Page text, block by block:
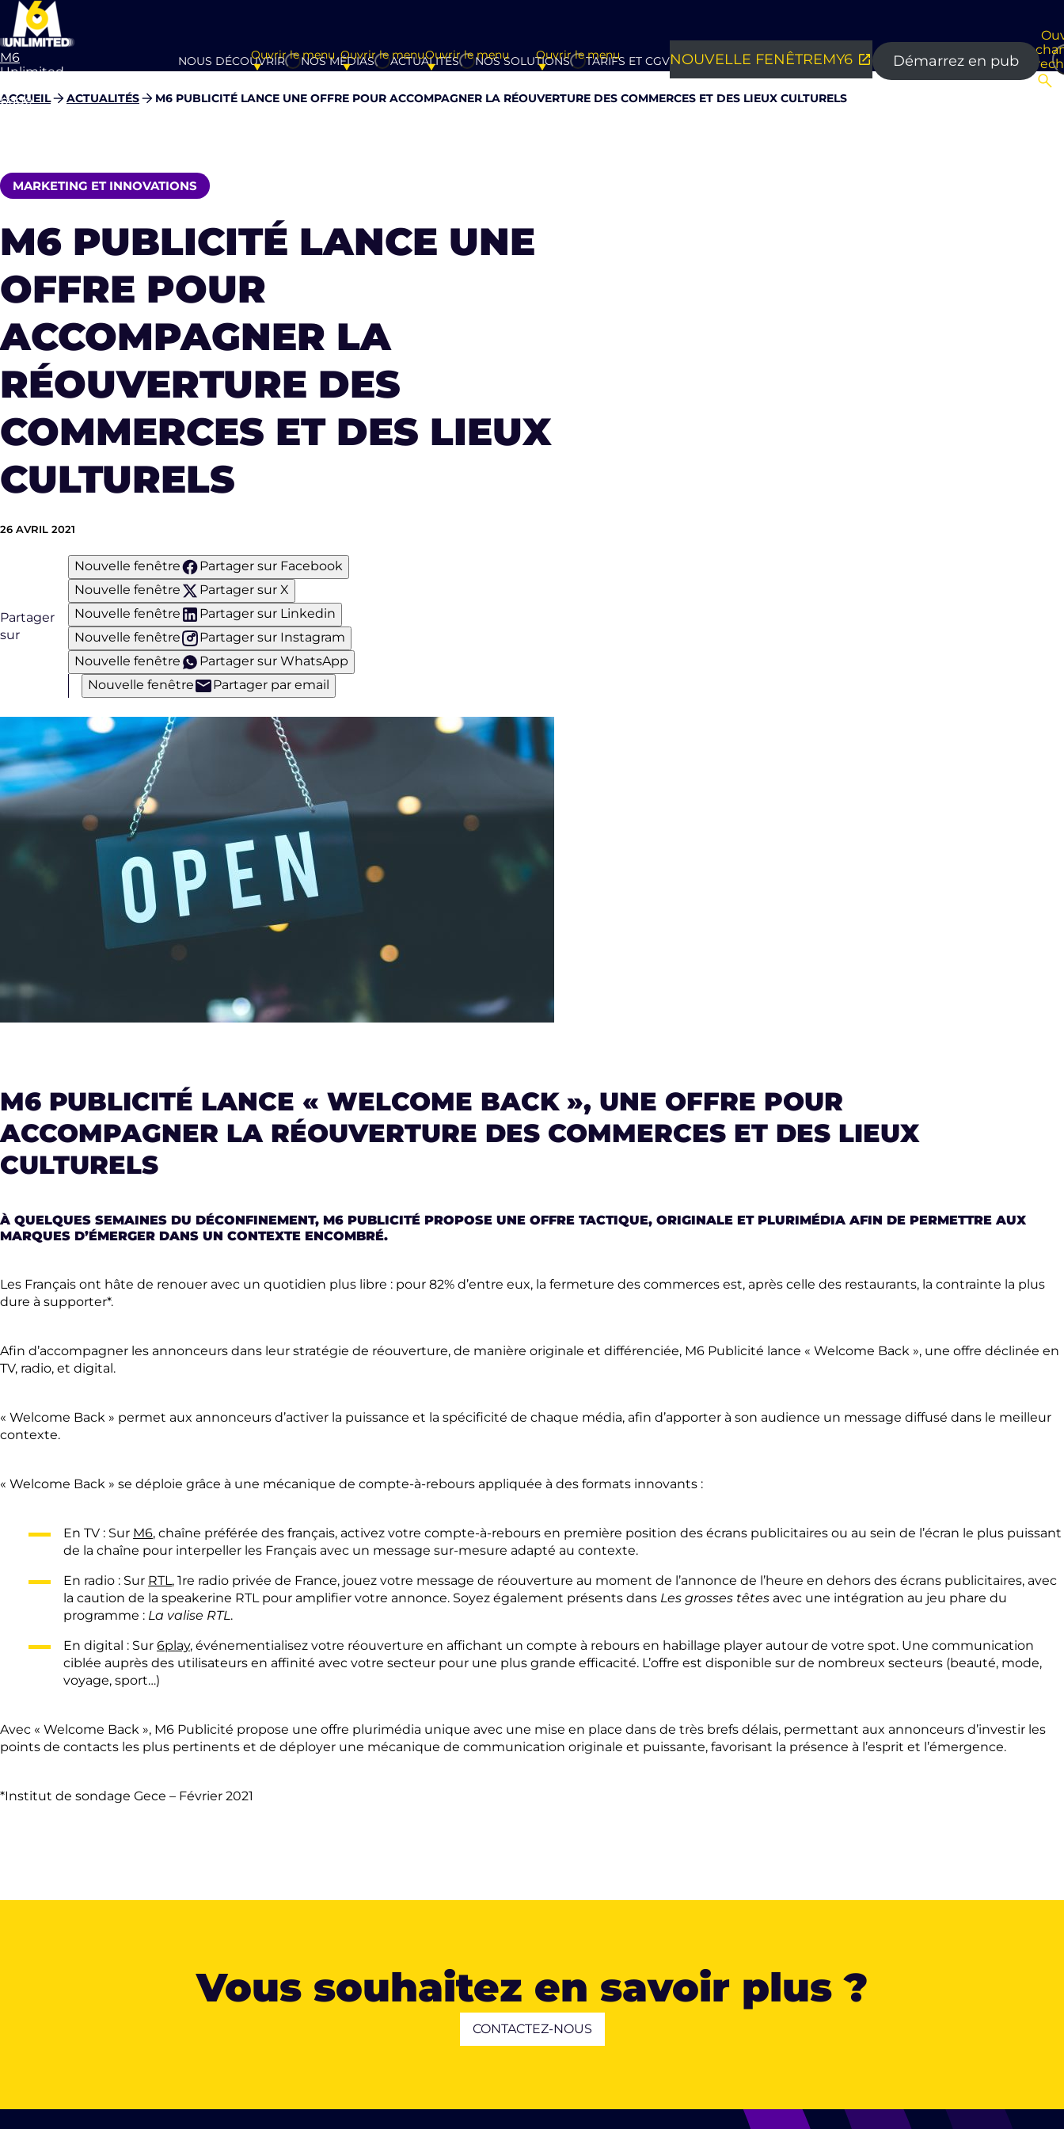
M6
Unlimited
page
NOUS DÉCOUVRIROuvrir le menuNOS MÉDIASOuvrir le menuACTUALITÉSOuvrir le menuNOS SOLUTIONSOuvrir le menuTARIFS ET CGVNOUVELLE FENÊTREMY6 Démarrez en pub
ACCUEIL ACTUALITÉS M6 PUBLICITÉ LANCE UNE OFFRE POUR ACCOMPAGNER LA RÉOUVERTURE DES COMMERCES ET DES LIEUX CULTURELS
MARKETING ET INNOVATIONS
M6 PUBLICITÉ LANCE UNE
OFFRE POUR
ACCOMPAGNER LA
RÉOUVERTURE DES
COMMERCES ET DES LIEUX
CULTURELS
26 AVRIL 2021
Partager
sur
Nouvelle fenêtre
Partager sur Facebook
Nouvelle fenêtre
Partager sur X
Nouvelle fenêtre
Partager sur Linkedin
Nouvelle fenêtre
Partager sur Instagram
Nouvelle fenêtre
Partager sur WhatsApp
Nouvelle fenêtre
Partager par email
M6 PUBLICITÉ LANCE « WELCOME BACK », UNE OFFRE POUR
ACCOMPAGNER LA RÉOUVERTURE DES COMMERCES ET DES LIEUX
CULTURELS
À QUELQUES SEMAINES DU DÉCONFINEMENT, M6 PUBLICITÉ PROPOSE UNE OFFRE TACTIQUE, ORIGINALE ET PLURIMÉDIA AFIN DE PERMETTRE AUX
MARQUES D’ÉMERGER DANS UN CONTEXTE ENCOMBRÉ.
Les Français ont hâte de renouer avec un quotidien plus libre : pour 82% d’entre eux, la fermeture des commerces est, après celle des restaurants, la contrainte la plus
dure à supporter*.
Afin d’accompagner les annonceurs dans leur stratégie de réouverture, de manière originale et différenciée, M6 Publicité lance « Welcome Back », une offre déclinée en
TV, radio, et digital.
« Welcome Back » permet aux annonceurs d’activer la puissance et la spécificité de chaque média, afin d’apporter à son audience un message diffusé dans le meilleur
contexte.
« Welcome Back » se déploie grâce à une mécanique de compte-à-rebours appliquée à des formats innovants :
En TV : Sur M6, chaîne préférée des français, activez votre compte-à-rebours en première position des écrans publicitaires ou au sein de l’écran le plus puissant
de la chaîne pour interpeller les Français avec un message sur-mesure adapté au contexte.
En radio : Sur RTL, 1re radio privée de France, jouez votre message de réouverture au moment de l’annonce de l’heure en dehors des écrans publicitaires, avec
la caution de la speakerine RTL pour amplifier votre annonce. Soyez également présents dans Les grosses têtes avec une intégration au jeu phare du
programme : La valise RTL.
En digital : Sur 6play, événementialisez votre réouverture en affichant un compte à rebours en habillage player autour de votre spot. Une communication
ciblée auprès des utilisateurs en affinité avec votre secteur pour une plus grande efficacité. L’offre est disponible sur de nombreux secteurs (beauté, mode,
voyage, sport…)
Avec « Welcome Back », M6 Publicité propose une offre plurimédia unique avec une mise en place dans de très brefs délais, permettant aux annonceurs d’investir les
points de contacts les plus pertinents et de déployer une mécanique de communication originale et puissante, favorisant la présence à l’esprit et l’émergence.
*Institut de sondage Gece – Février 2021
Vous souhaitez en savoir plus ?
CONTACTEZ-NOUS